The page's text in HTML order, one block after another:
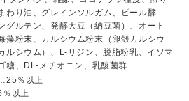
わり油、グレインソルガム、ビール酵
グルテン、発酵大豆（納豆菌）、オート
藻粉末、カルシウム粉末（卵殻カルシウ
ルシウム）、L-リジン、脱脂粉乳、イソマ
糖、DL-メチオニン、乳酸菌群
％以上
以上